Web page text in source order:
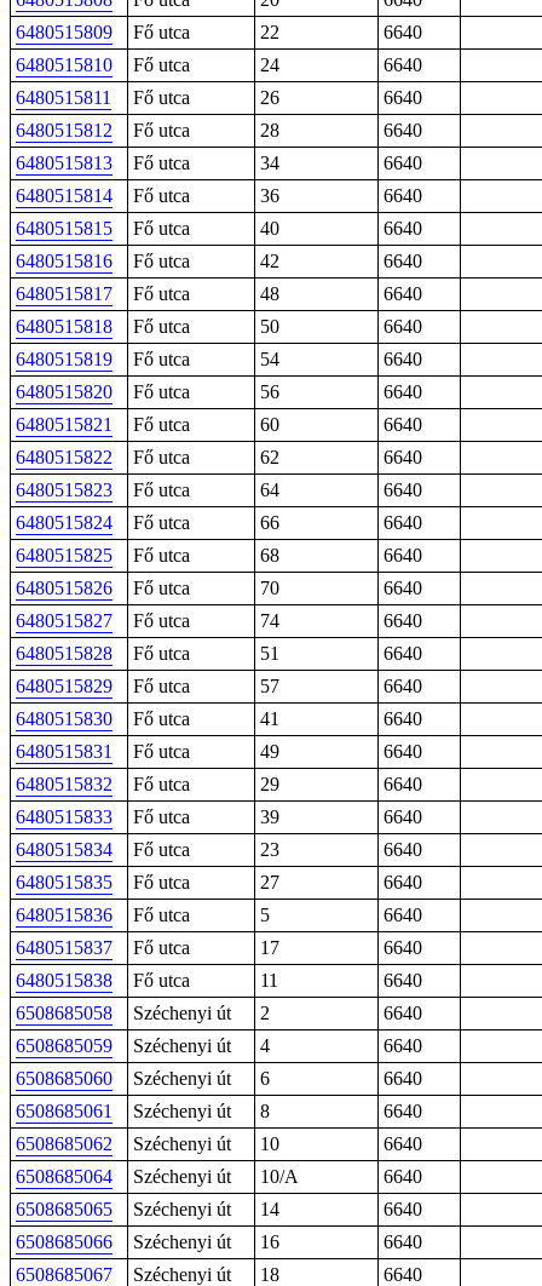
6480515809
Fő utca 22
6640
6480515810
Fő utca 24
6640
6480515811
Fő utca 26
6640
6480515812
Fő utca 28
6640
6480515813
Fő utca 34
6640
6480515814
Fő utca 36
6640
6480515815
Fő utca 40
6640
6480515816
Fő utca 42
6640
6480515817
Fő utca 48
6640
6480515818
Fő utca 50
6640
6480515819
Fő utca 54
6640
6480515820
Fő utca 56
6640
6480515821
Fő utca 60
6640
6480515822
Fő utca 62
6640
6480515823
Fő utca 64
6640
6480515824
Fő utca 66
6640
6480515825
Fő utca 68
6640
6480515826
Fő utca 70
6640
6480515827
Fő utca 74
6640
6480515828
Fő utca 51
6640
6480515829
Fő utca 57
6640
6480515830
Fő utca 41
6640
6480515831
Fő utca 49
6640
6480515832
Fő utca 29
6640
6480515833
Fő utca 39
6640
6480515834
Fő utca 23
6640
6480515835
Fő utca 27
6640
6480515836
Fő utca 5
6640
6480515837
Fő utca 17
6640
6480515838
Fő utca 11
6640
6508685058
Széchenyi út 2
6640
6508685059
Széchenyi út 4
6640
6508685060
Széchenyi út 6
6640
6508685061
Széchenyi út 8
6640
6508685062
Széchenyi út 10
6640
6508685064
Széchenyi út 10/A
6640
6508685065
Széchenyi út 14
6640
6508685066
Széchenyi út 16
6640
6508685067
Széchenyi út 18
6640